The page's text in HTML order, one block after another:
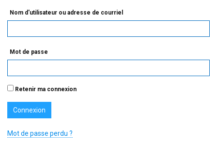
Nom d'utilisateur ou adresse de courriel
Mot de passe
Retenir ma connexion
Mot de passe perdu ?